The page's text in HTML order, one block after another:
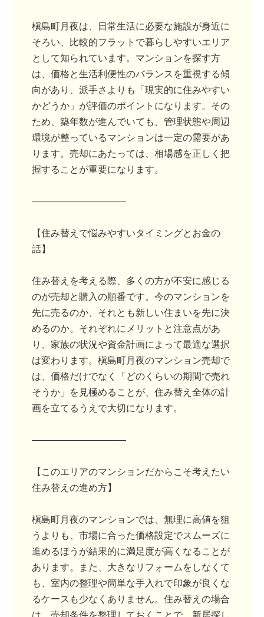
槇島町月夜は、日常生活に必要な施設が身近に
そろい、比較的フラットで暮らしやすいエリア
として知られています。マンションを探す方
は、価格と生活利便性のバランスを重視する傾
向があり、派手さよりも「現実的に住みやすい
かどうか」が評価のポイントになります。その
ため、築年数が進んでいても、管理状態や周辺
環境が整っているマンションは一定の需要があ
ります。売却にあたっては、相場感を正しく把
握することが重要になります。
――――――――――
【住み替えで悩みやすいタイミングとお金の
話】
住み替えを考える際、多くの方が不安に感じる
のが売却と購入の順番です。今のマンションを
先に売るのか、それとも新しい住まいを先に決
めるのか。それぞれにメリットと注意点があ
り、家族の状況や資金計画によって最適な選択
は変わります。槇島町月夜のマンション売却で
は、価格だけでなく「どのくらいの期間で売れ
そうか」を見極めることが、住み替え全体の計
画を立てるうえで大切になります。
――――――――――
【このエリアのマンションだからこそ考えたい
住み替えの進め方】
槇島町月夜のマンションでは、無理に高値を狙
うよりも、市場に合った価格設定でスムーズに
進めるほうが結果的に満足度が高くなることが
あります。また、大きなリフォームをしなくて
も、室内の整理や簡単な手入れで印象が良くな
るケースも少なくありません。住み替えの場合
は、売却条件を整理しておくことで、新居探し